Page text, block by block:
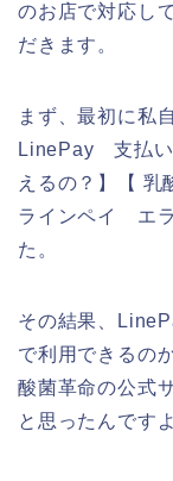
のお店で対応し
だきます。
まず、最初に私
LinePay 支払
えるの？】【 乳
ラインペイ エ
た。
その結果、
で利用できるの
酸菌革命の公式
と思ったんです